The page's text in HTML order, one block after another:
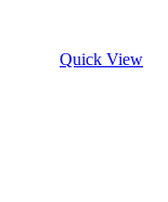
Quick View